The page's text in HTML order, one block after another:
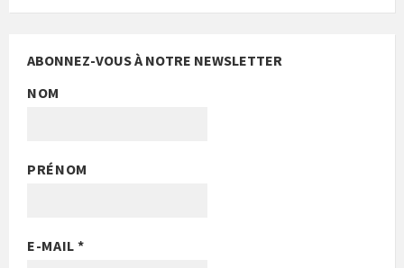
ABONNEZ-VOUS À NOTRE NEWSLETTER
NOM
PRÉNOM
E-MAIL*